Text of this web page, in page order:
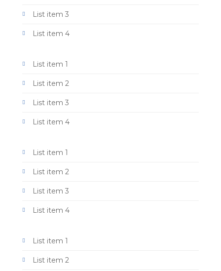
List item 3
List item 4
List item 1
List item 2
List item 3
List item 4
List item 1
List item 2
List item 3
List item 4
List item 1
List item 2